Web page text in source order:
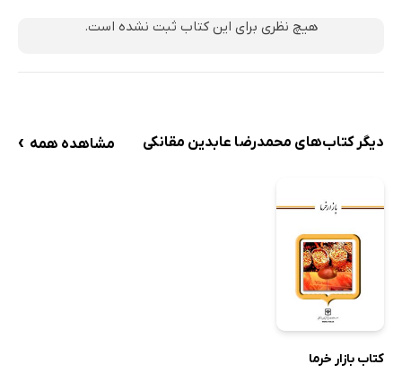
هیچ نظری برای این کتاب ثبت نشده است.
دیگر کتاب‌های محمدرضا عابدین مقانکی مشاهده همه ›
کتاب بازار خرما